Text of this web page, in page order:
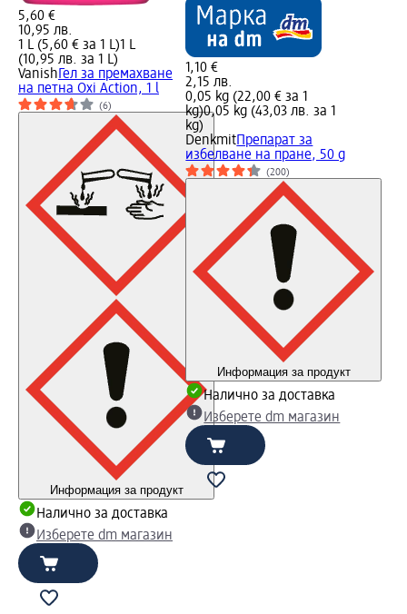
5,60 €
10,95 лв.
1 L (5,60 € за 1 L)1 L
(10,95 лв. за 1 L)
VanishГел за премахване
на петна Oxi Action, 1 l
(6)
Информация за продукт
Налично за доставка
Изберете dm магазин
1,10 €
2,15 лв.
0,05 kg (22,00 € за 1
kg)0,05 kg (43,03 лв. за 1
kg)
DenkmitПрепарат за
избелване на пране, 50 g
(200)
Информация за продукт
Налично за доставка
Изберете dm магазин